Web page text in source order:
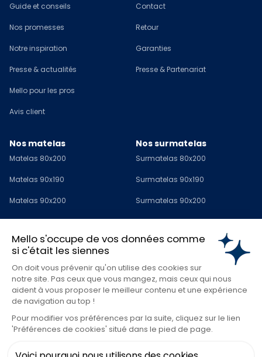
Mello s'occupe de vos données comme
si c'était les siennes
On doit vous prévenir qu'on utilise des cookies sur
notre site. Pas ceux que vous mangez, mais ceux qui nous
aident à vous proposer le meilleur contenu et une expérience
de navigation au top !
Pour modifier vos préférences par la suite, cliquez sur le lien
'Préférences de cookies' situé dans le pied de page.
Guide et conseils
Nos promesses
Notre inspiration
Presse & actualités
Mello pour les pros
Avis client
Contact
Retour
Garanties
Presse & Partenariat
Nos matelas
Matelas 80x200
Matelas 90x190
Matelas 90x200
Matelas 120x190
Matelas 140x190
Matelas 140x200
Matelas 160x200
Matelas 180x200
Matelas 200x200
Nos surmatelas
Surmatelas 80x200
Surmatelas 90x190
Surmatelas 90x200
Surmatelas 120x190
Surmatelas 140x190
Surmatelas 140x200
Surmatelas 160x200
Surmatelas 200x200